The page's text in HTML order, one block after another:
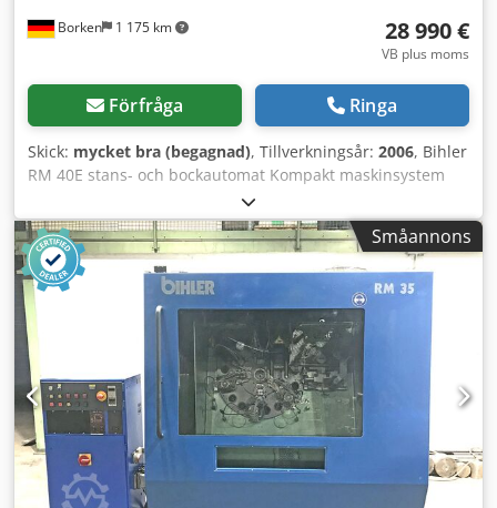
Borken 1 175 km 28 990 €
VB plus moms
Förfråga Ringa
Skick: mycket bra (begagnad), Tillverkningsår: 2006, Bihler
RM 40E stans- och bockautomat Kompakt maskinsystem
för tillverkning av stansade och bockade delar från band
och tråd. Snabbspänningssystem för verktyg
Användarvänlig maskin- och processstyrning P CNC 4E
Kompatibel med verktyg från RM 35, RM 40 och RM 4 Skick:
mycket bra Tillverkarens beskrivning, avvikelser kan
förekomma. Maskinen säljs i det skick den visas på
bilderna. Typ: RM 40E Nr.: 27907 Djdpfx Asg Inzkskwjck
Tillverkningsår: 2006 1x 184-01-0022.0 Basmaskin RM 40
Inklusive centralsmörjning och pneumatikanläggning
Inklusive P-CNC 4E-styrning enligt installationsplan 184-00-
0085.3 Inklusive verktyg: 484 0027 2x 142-04-0347.0
bredslädar Pos. A9 och Pos. A16 1x 142-55-0007.0
vinkelarmaggregat med höger arm Pos. A7 Utan matning,
press och mittstans Inklusive ljusskyddsräcke för
Småannons